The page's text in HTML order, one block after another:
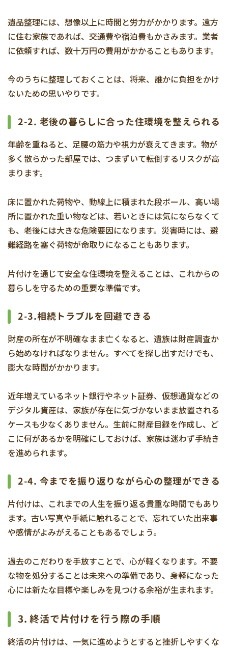
遺品整理には、想像以上に時間と労力がかかります。遠方
に住む家族であれば、交通費や宿泊費もかさみます。業者
に依頼すれば、数十万円の費用がかかることもあります。
今のうちに整理しておくことは、将来、誰かに負担をかけ
ないための思いやりです。
2-2. 老後の暮らしに合った住環境を整えられる
年齢を重ねると、足腰の筋力や視力が衰えてきます。物が
多く散らかった部屋では、つまずいて転倒するリスクが高
まります。
床に置かれた荷物や、動線上に積まれた段ボール、高い場
所に置かれた重い物などは、若いときには気にならなくて
も、老後には大きな危険要因になります。災害時には、避
難経路を塞ぐ荷物が命取りになることもあります。
片付けを通じて安全な住環境を整えることは、これからの
暮らしを守るための重要な準備です。
2-3.相続トラブルを回避できる
財産の所在が不明確なまま亡くなると、遺族は財産調査か
ら始めなければなりません。すべてを探し出すだけでも、
膨大な時間がかかります。
近年増えているネット銀行やネット証券、仮想通貨などの
デジタル資産は、家族が存在に気づかないまま放置される
ケースも少なくありません。生前に財産目録を作成し、ど
こに何があるかを明確にしておけば、家族は迷わず手続き
を進められます。
2-4. 今までを振り返りながら心の整理ができる
片付けは、これまでの人生を振り返る貴重な時間でもあり
ます。古い写真や手紙に触れることで、忘れていた出来事
や感情がよみがえることもあるでしょう。
過去のこだわりを手放すことで、心が軽くなります。不要
な物を処分することは未来への準備であり、身軽になった
心には新たな目標や楽しみを見つける余裕が生まれます。
3. 終活で片付けを行う際の手順
終活の片付けは、一気に進めようとすると挫折しやすくな